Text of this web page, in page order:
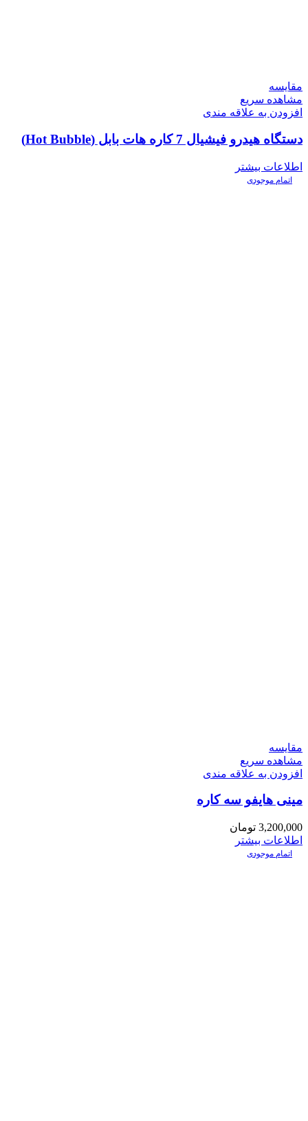
مقایسه
مشاهده سریع
افزودن به علاقه مندی
دستگاه هیدرو فیشیال 7 کاره هات بابل (Hot Bubble)
اطلاعات بیشتر
اتمام موجودی
مقایسه
مشاهده سریع
افزودن به علاقه مندی
مینی هایفو سه کاره
3,200,000 تومان
اطلاعات بیشتر
اتمام موجودی